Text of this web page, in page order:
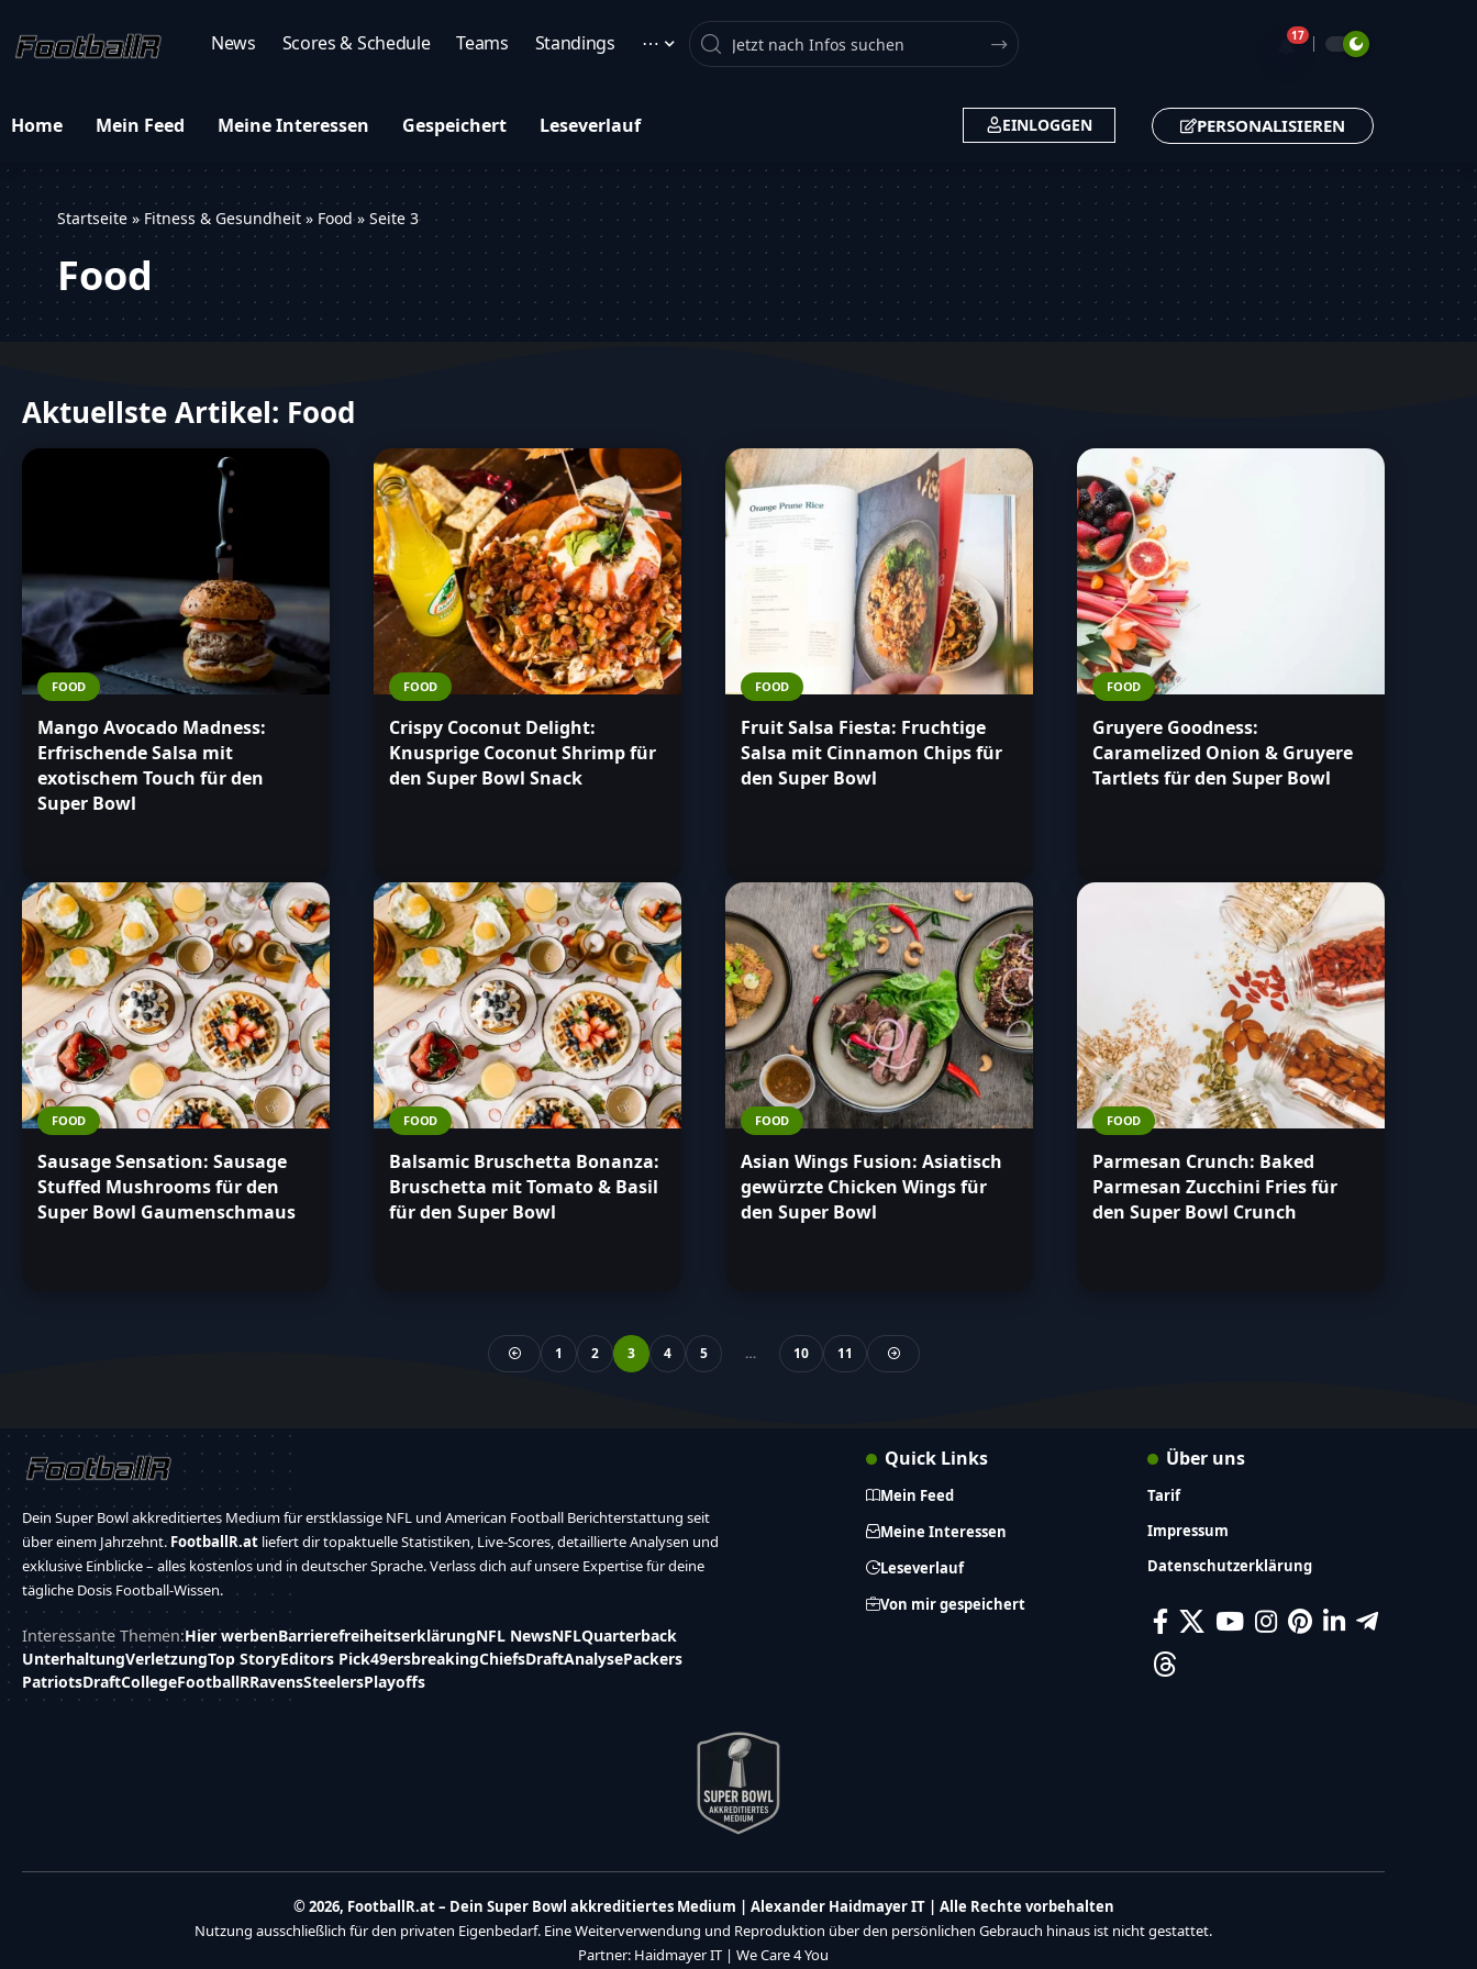
News Scores & Schedule Teams Standings ⋯ Search 🔔17
Home Mein Feed Meine Interessen Gespeichert Leseverlauf EINLOGGEN PERSONALISIEREN
Startseite » Fitness & Gesundheit» Food» Seite 3
Food
Aktuellste Artikel: Food
FOOD
Mango Avocado Madness:
Erfrischende Salsa mit
exotischem Touch für den
Super Bowl
FOOD
Crispy Coconut Delight:
Knusprige Coconut Shrimp für
den Super Bowl Snack
FOOD
Fruit Salsa Fiesta: Fruchtige
Salsa mit Cinnamon Chips für
den Super Bowl
FOOD
Gruyere Goodness:
Caramelized Onion & Gruyere
Tartlets für den Super Bowl
FOOD
Sausage Sensation: Sausage
Stuffed Mushrooms für den
Super Bowl Gaumenschmaus
FOOD
Balsamic Bruschetta Bonanza:
Bruschetta mit Tomato & Basil
für den Super Bowl
FOOD
Asian Wings Fusion: Asiatisch
gewürzte Chicken Wings für
den Super Bowl
FOOD
Parmesan Crunch: Baked
Parmesan Zucchini Fries für
den Super Bowl Crunch
1 2 3 4 5 … 10 11
Dein Super Bowl akkreditiertes Medium für erstklassige NFL und American Football Berichterstattung seit
über einem Jahrzehnt.FootballR.at liefert dir topaktuelle Statistiken, Live-Scores, detaillierte Analysen und
exklusive Einblicke – alles kostenlos und in deutscher Sprache. Verlass dich auf unsere Expertise für deine
tägliche Dosis Football-Wissen.
Interessante Themen:Hier werbenBarrierefreiheitserklärungNFL NewsNFLQuarterback
UnterhaltungVerletzungTop StoryEditors Pick49ersbreakingChiefsDraftAnalysePackers
PatriotsDraftCollegeFootballRRavensSteelersPlayoffs
Quick Links
Mein Feed
Meine Interessen
Leseverlauf
Von mir gespeichert
Über uns
Tarif
Impressum
Datenschutzerklärung
© 2026, FootballR.at – Dein Super Bowl akkreditiertes Medium | Alexander Haidmayer IT | Alle Rechte vorbehalten
Nutzung ausschließlich für den privaten Eigenbedarf. Eine Weiterverwendung und Reproduktion über den persönlichen Gebrauch hinaus ist nicht gestattet.
Partner: Haidmayer IT | We Care 4 You